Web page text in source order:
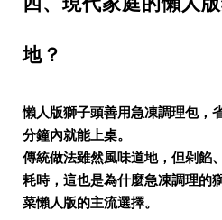
地？
懶人版獅子頭善用急凍調理包，
分鐘內就能上桌。
傳統做法雖然風味道地，但剁餡
耗時，這也是為什麼急凍調理的
菜懶人版的主流選擇。